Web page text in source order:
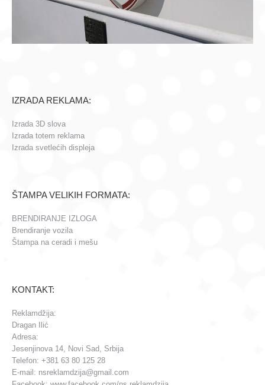
IZRADA REKLAMA:
Izrada 3D slova
Izrada totem reklama
Izrada svetlećih displeja
ŠTAMPA VELIKIH FORMATA:
BRENDIRANJE IZLOGA
Brendiranje vozila
Štampa na ceradi i mešu
KONTAKT:
Reklamdžija:
Dragan Ilić
Adresa:
Jesenjinova 14, Novi Sad, Srbija
Telefon: +381 63 80 125 28
E-mail: nsreklamdzija@gmail.com